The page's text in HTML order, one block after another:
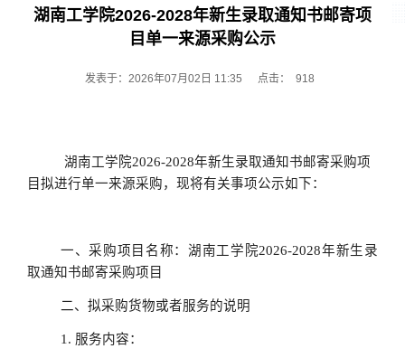
湖南工学院2026-2028年新生录取通知书邮寄项
目单一来源采购公示
发表于：2026年07月02日 11:35 点击： 918
湖南工学院2026-2028年新生录取通知书邮寄采购项
目拟进行单一来源采购，现将有关事项公示如下：
一、采购项目名称：湖南工学院2026-2028年新生录
取通知书邮寄采购项目
二、拟采购货物或者服务的说明
1. 服务内容：